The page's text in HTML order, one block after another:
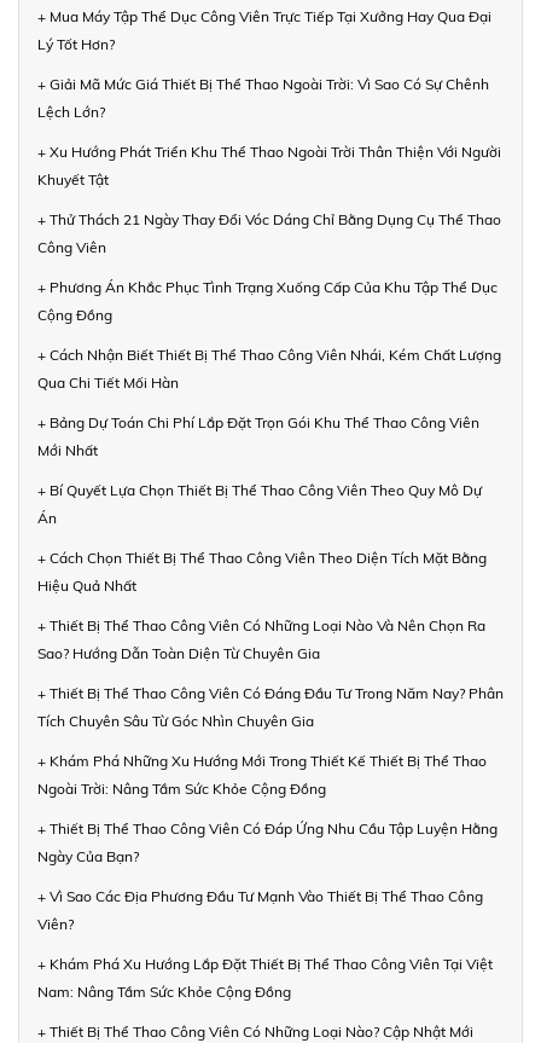
+ Mua Máy Tập Thể Dục Công Viên Trực Tiếp Tại Xưởng Hay Qua Đại
Lý Tốt Hơn?
+ Giải Mã Mức Giá Thiết Bị Thể Thao Ngoài Trời: Vì Sao Có Sự Chênh
Lệch Lớn?
+ Xu Hướng Phát Triển Khu Thể Thao Ngoài Trời Thân Thiện Với Người
Khuyết Tật
+ Thử Thách 21 Ngày Thay Đổi Vóc Dáng Chỉ Bằng Dụng Cụ Thể Thao
Công Viên
+ Phương Án Khắc Phục Tình Trạng Xuống Cấp Của Khu Tập Thể Dục
Cộng Đồng
+ Cách Nhận Biết Thiết Bị Thể Thao Công Viên Nhái, Kém Chất Lượng
Qua Chi Tiết Mối Hàn
+ Bảng Dự Toán Chi Phí Lắp Đặt Trọn Gói Khu Thể Thao Công Viên
Mới Nhất
+ Bí Quyết Lựa Chọn Thiết Bị Thể Thao Công Viên Theo Quy Mô Dự
Án
+ Cách Chọn Thiết Bị Thể Thao Công Viên Theo Diện Tích Mặt Bằng
Hiệu Quả Nhất
+ Thiết Bị Thể Thao Công Viên Có Những Loại Nào Và Nên Chọn Ra
Sao? Hướng Dẫn Toàn Diện Từ Chuyên Gia
+ Thiết Bị Thể Thao Công Viên Có Đáng Đầu Tư Trong Năm Nay? Phân
Tích Chuyên Sâu Từ Góc Nhìn Chuyên Gia
+ Khám Phá Những Xu Hướng Mới Trong Thiết Kế Thiết Bị Thể Thao
Ngoài Trời: Nâng Tầm Sức Khỏe Cộng Đồng
+ Thiết Bị Thể Thao Công Viên Có Đáp Ứng Nhu Cầu Tập Luyện Hằng
Ngày Của Bạn?
+ Vì Sao Các Địa Phương Đầu Tư Mạnh Vào Thiết Bị Thể Thao Công
Viên?
+ Khám Phá Xu Hướng Lắp Đặt Thiết Bị Thể Thao Công Viên Tại Việt
Nam: Nâng Tầm Sức Khỏe Cộng Đồng
+ Thiết Bị Thể Thao Công Viên Có Những Loại Nào? Cập Nhật Mới